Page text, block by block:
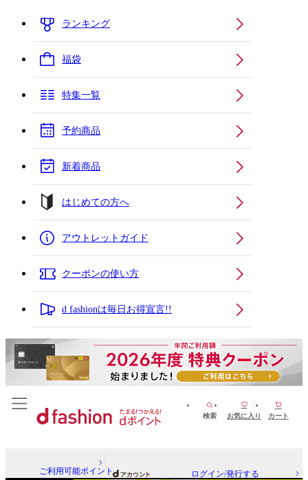
ランキング
福袋
特集一覧
予約商品
新着商品
はじめての方へ
アウトレットガイド
クーポンの使い方
d fashionは毎日お得宣言!!
検索 お気に入り カート
ご利用可能ポイント ログイン/発行する